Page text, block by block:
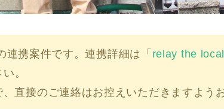
連携案件です。連携詳細は「 relay the
。
直接のご連絡はお控えいただきますよう